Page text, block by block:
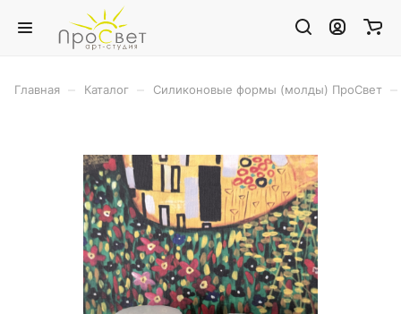
Главная Каталог Силиконовые формы (молды) ПроСвет